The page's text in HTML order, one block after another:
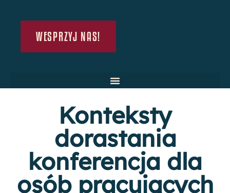
WESPRZYJ NAS!
Konteksty
dorastania
konferencja dla
osób pracujących